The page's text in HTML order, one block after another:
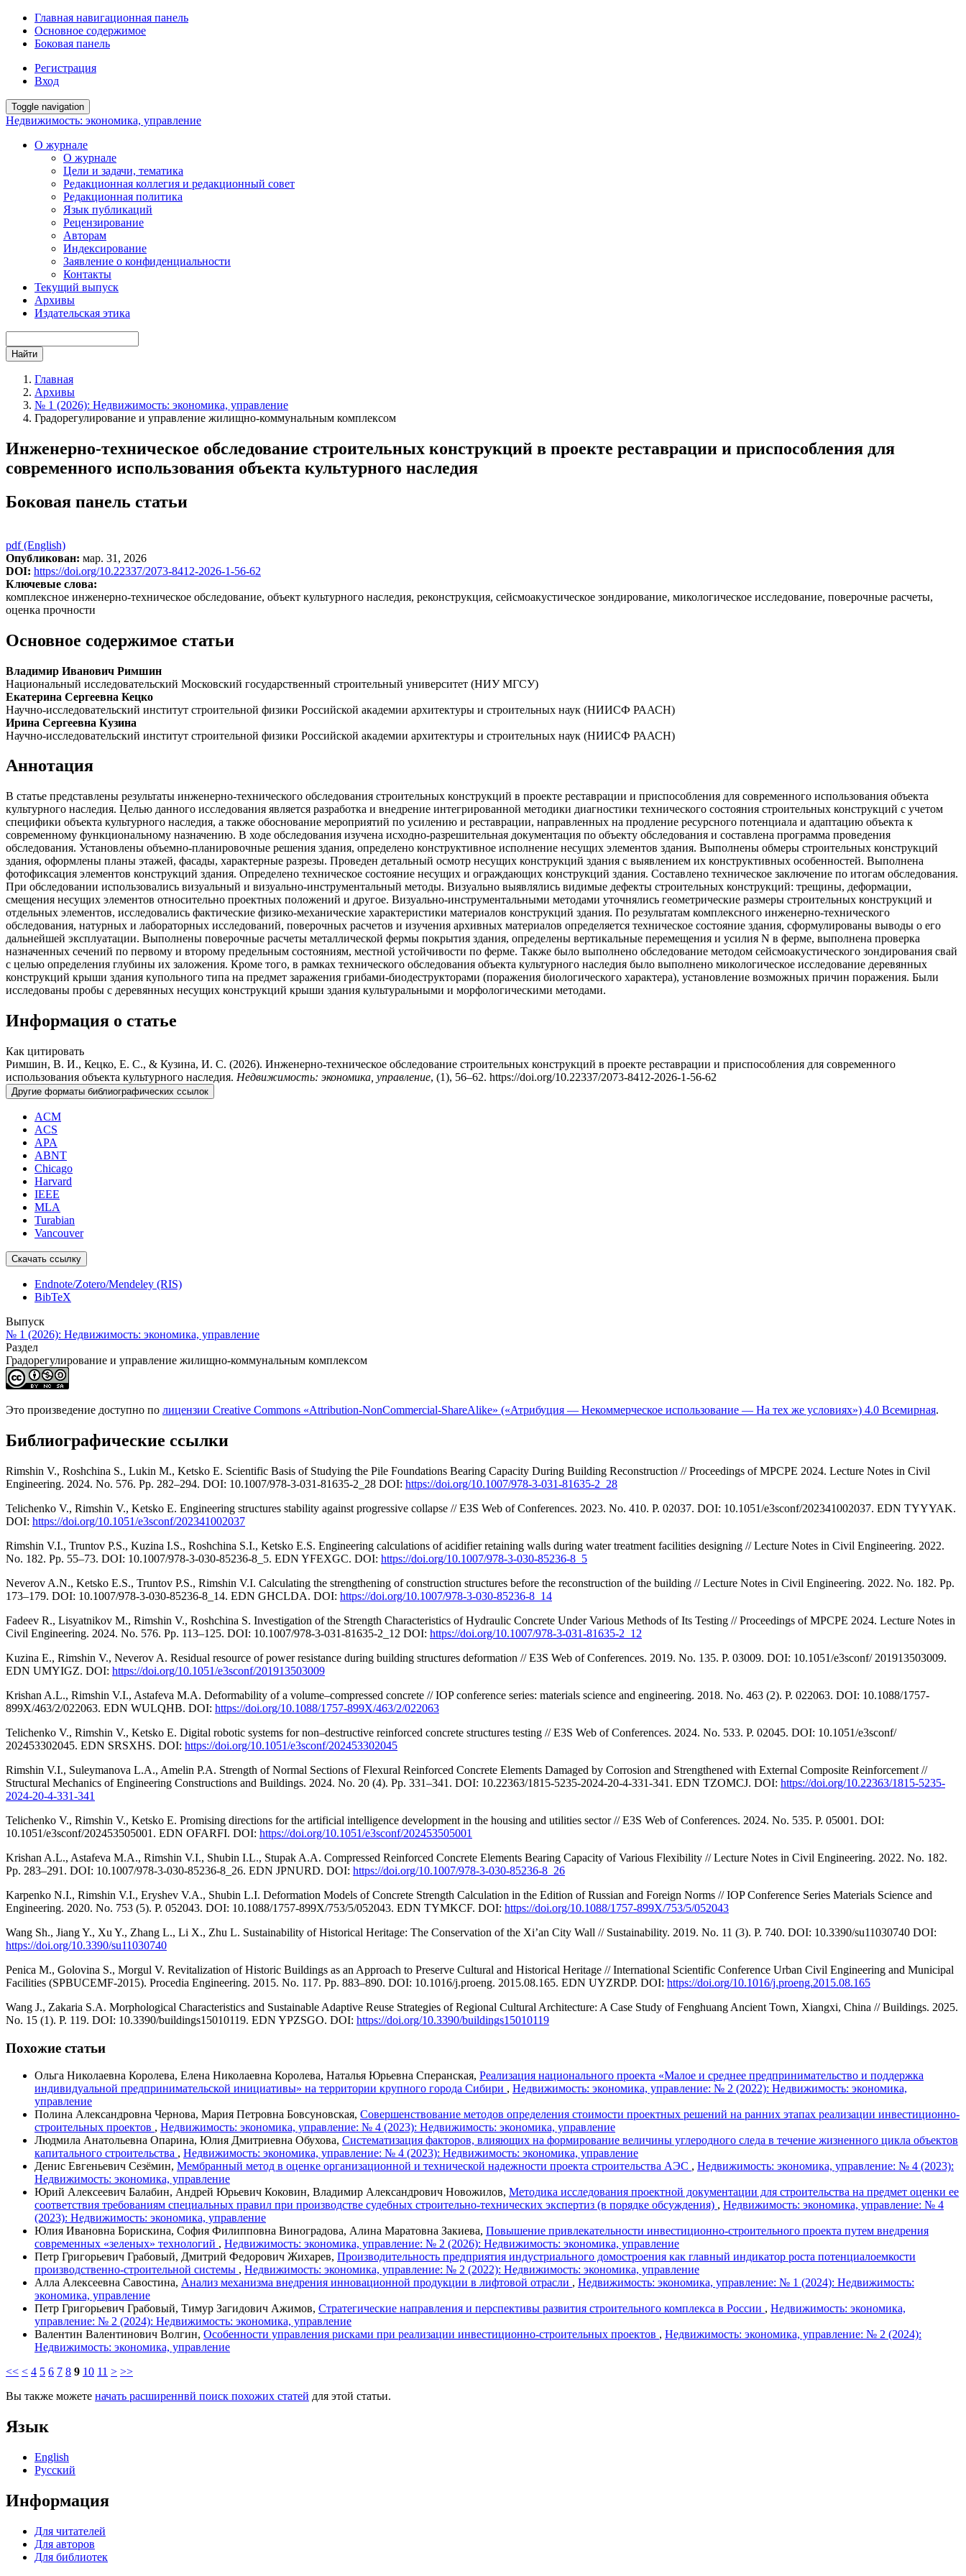
Главная навигационная панель
Основное содержимое
Боковая панель
Регистрация
Вход
Toggle navigation
Недвижимость: экономика, управление
О журнале
О журнале
Цели и задачи, тематика
Редакционная коллегия и редакционный совет
Редакционная политика
Язык публикаций
Рецензирование
Авторам
Индексирование
Заявление о конфиденциальности
Контакты
Текущий выпуск
Архивы
Издательская этика
Найти
Главная
Архивы
№ 1 (2026): Недвижимость: экономика, управление
Градорегулирование и управление жилищно-коммунальным комплексом
Инженерно-техническое обследование строительных конструкций в проекте реставрации и приспособления для
современного использования объекта культурного наследия
Боковая панель статьи
pdf (English)
Опубликован: мар. 31, 2026
DOI: https://doi.org/10.22337/2073-8412-2026-1-56-62
Ключевые слова:
комплексное инженерно-техническое обследование, объект культурного наследия, реконструкция, сейсмоакустическое зондирование, микологическое исследование, поверочные расчеты,
оценка прочности
Основное содержимое статьи
Владимир Иванович Римшин
Национальный исследовательский Московский государственный строительный университет (НИУ МГСУ)
Екатерина Сергеевна Кецко
Научно-исследовательский институт строительной физики Российской академии архитектуры и строительных наук (НИИСФ РААСН)
Ирина Сергеевна Кузина
Научно-исследовательский институт строительной физики Российской академии архитектуры и строительных наук (НИИСФ РААСН)
Аннотация
В статье представлены результаты инженерно-технического обследования строительных конструкций в проекте реставрации и приспособления для современного использования объекта
культурного наследия. Целью данного исследования является разработка и внедрение интегрированной методики диагностики технического состояния строительных конструкций с учетом
специфики объекта культурного наследия, а также обоснование мероприятий по усилению и реставрации, направленных на продление ресурсного потенциала и адаптацию объекта к
современному функциональному назначению. В ходе обследования изучена исходно-разрешительная документация по объекту обследования и составлена программа проведения
обследования. Установлены объемно-планировочные решения здания, определено конструктивное исполнение несущих элементов здания. Выполнены обмеры строительных конструкций
здания, оформлены планы этажей, фасады, характерные разрезы. Проведен детальный осмотр несущих конструкций здания с выявлением их конструктивных особенностей. Выполнена
фотофиксация элементов конструкций здания. Определено техническое состояние несущих и ограждающих конструкций здания. Составлено техническое заключение по итогам обследования.
При обследовании использовались визуальный и визуально-­инструментальный методы. Визуально выявлялись видимые дефекты строительных конструкций: трещины, деформации,
смещения несущих элементов относительно проектных положений и другое. Визуально-инструментальными методами уточнялись геометрические размеры строительных конструкций и
отдельных элементов, исследовались фактические физико-механические характеристики материалов конструкций здания. По результатам комплексного инженерно-технического
обследования, натурных и лабораторных исследований, поверочных расчетов и изучения архивных материалов определяется техническое состояние здания, сформулированы выводы о его
дальнейшей эксплуатации. Выполнены поверочные расчеты металлической фермы покрытия здания, определены вертикальные перемещения и усилия N в ферме, выполнена проверка
назначенных сечений по первому и второму предельным состояниям, местной устойчивости по ферме. Также было выполнено обследование методом сейсмоакустического зондирования свай
с целью определения глубины их заложения. Кроме того, в рамках технического обследования объекта культурного наследия было выполнено микологическое исследование деревянных
конструкций крыши здания купольного типа на предмет заражения грибами-биодеструкторами (поражения биологического характера), установление возможных причин поражения. Были
исследованы пробы с деревянных несущих конструкций крыши здания культуральными и морфологическими методами.
Информация о статье
Как цитировать
Римшин, В. И., Кецко, Е. С., & Кузина, И. С. (2026). Инженерно-техническое обследование строительных конструкций в проекте реставрации и приспособления для современного
использования объекта культурного наследия. Недвижимость: экономика, управление, (1), 56–62. https://doi.org/10.22337/2073-8412-2026-1-56-62
Другие форматы библиографических ссылок
ACM
ACS
APA
ABNT
Chicago
Harvard
IEEE
MLA
Turabian
Vancouver
Скачать ссылку
Endnote/Zotero/Mendeley (RIS)
BibTeX
Выпуск
№ 1 (2026): Недвижимость: экономика, управление
Раздел
Градорегулирование и управление жилищно-коммунальным комплексом
Это произведение доступно по лицензии Creative Commons «Attribution-NonCommercial-ShareAlike» («Атрибуция — Некоммерческое использование — На тех же условиях») 4.0 Всемирная.
Библиографические ссылки
Rimshin V., Roshchina S., Lukin M., Ketsko E. Scientific Basis of Studying the Pile Foundations Bearing Capacity During Building Reconstruction // Proceedings of MPCPE 2024. Lecture Notes in Civil
Engineering. 2024. No. 576. Pp. 282–294. DOI: 10.1007/978-3-031-81635-2_28 DOI: https://doi.org/10.1007/978-3-031-81635-2_28
Telichenko V., Rimshin V., Ketsko E. Engineering structures stability against progressive collapse // E3S Web of Conferences. 2023. No. 410. P. 02037. DOI: 10.1051/e3sconf/202341002037. EDN TYYYAK.
DOI: https://doi.org/10.1051/e3sconf/202341002037
Rimshin V.I., Truntov P.S., Kuzina I.S., Roshchina S.I., Ketsko E.S. Engineering calculations of acidifier retaining walls during water treatment facilities designing // Lecture Notes in Civil Engineering. 2022.
No. 182. Pp. 55–73. DOI: 10.1007/978-3-030-85236-8_5. EDN YFEXGC. DOI: https://doi.org/10.1007/978-3-030-85236-8_5
Neverov A.N., Ketsko E.S., Truntov P.S., Rimshin V.I. Calculating the strengthening of construction structures before the reconstruction of the building // Lecture Notes in Civil Engineering. 2022. No. 182. Pp.
173–179. DOI: 10.1007/978-3-030-85236-8_14. EDN GHCLDA. DOI: https://doi.org/10.1007/978-3-030-85236-8_14
Fadeev R., Lisyatnikov M., Rimshin V., Roshchina S. Investigation of the Strength Characteristics of Hydraulic Concrete Under Various Methods of Its Testing // Proceedings of MPCPE 2024. Lecture Notes in
Civil Engineering. 2024. No. 576. Pp. 113–125. DOI: 10.1007/978-3-031-81635-2_12 DOI: https://doi.org/10.1007/978-3-031-81635-2_12
Kuzina E., Rimshin V., Neverov A. Residual resource of power resistance during building structures deformation // E3S Web of Conferences. 2019. No. 135. P. 03009. DOI: 10.1051/e3sconf/ 201913503009.
EDN UMYIGZ. DOI: https://doi.org/10.1051/e3sconf/201913503009
Krishan A.L., Rimshin V.I., Astafeva M.A. Deformability of a volume–compressed concrete // IOP conference series: materials science and engineering. 2018. No. 463 (2). P. 022063. DOI: 10.1088/1757-
899X/463/2/022063. EDN WULQHB. DOI: https://doi.org/10.1088/1757-899X/463/2/022063
Telichenko V., Rimshin V., Ketsko E. Digital robotic systems for non–destructive reinforced concrete structures testing // E3S Web of Conferences. 2024. No. 533. P. 02045. DOI: 10.1051/e3sconf/
202453302045. EDN SRSXHS. DOI: https://doi.org/10.1051/e3sconf/202453302045
Rimshin V.I., Suleymanova L.A., Amelin P.A. Strength of Normal Sections of Flexural Reinforced Concrete Elements Damaged by Corrosion and Strengthened with External Composite Reinforcement //
Structural Mechanics of Engineering Constructions and Buildings. 2024. No. 20 (4). Pp. 331–341. DOI: 10.22363/1815-5235-2024-20-4-331-341. EDN TZOMCJ. DOI: https://doi.org/10.22363/1815-5235-
2024-20-4-331-341
Telichenko V., Rimshin V., Ketsko E. Promising directions for the artificial intelligence development in the housing and utilities sector // E3S Web of Conferences. 2024. No. 535. P. 05001. DOI:
10.1051/e3sconf/202453505001. EDN OFARFI. DOI: https://doi.org/10.1051/e3sconf/202453505001
Krishan A.L., Astafeva M.A., Rimshin V.I., Shubin I.L., Stupak A.A. Compressed Reinforced Concrete Elements Bearing Capacity of Various Flexibility // Lecture Notes in Civil Engineering. 2022. No. 182.
Pp. 283–291. DOI: 10.1007/978-3-030-85236-8_26. EDN JPNURD. DOI: https://doi.org/10.1007/978-3-030-85236-8_26
Karpenko N.I., Rimshin V.I., Eryshev V.A., Shubin L.I. Deformation Models of Concrete Strength Calculation in the Edition of Russian and Foreign Norms // IOP Conference Series Materials Science and
Engineering. 2020. No. 753 (5). P. 052043. DOI: 10.1088/1757-899X/753/5/052043. EDN TYMKCF. DOI: https://doi.org/10.1088/1757-899X/753/5/052043
Wang Sh., Jiang Y., Xu Y., Zhang L., Li X., Zhu L. Sustainability of Historical Heritage: The Conservation of the Xi’an City Wall // Sustainability. 2019. No. 11 (3). P. 740. DOI: 10.3390/su11030740 DOI:
https://doi.org/10.3390/su11030740
Penica M., Golovina S., Morgul V. Revitalization of Historic Buildings as an Approach to Preserve Cultural and Historical Heritage // International Scientific Conference Urban Civil Engineering and Municipal
Facilities (SPBUCEMF-2015). Procedia Engineering. 2015. No. 117. Pp. 883–890. DOI: 10.1016/j.proeng. 2015.08.165. EDN UYZRDP. DOI: https://doi.org/10.1016/j.proeng.2015.08.165
Wang J., Zakaria S.A. Morphological Characteristics and Sustainable Adaptive Reuse Strategies of Regional Cultural Architecture: A Case Study of Fenghuang Ancient Town, Xiangxi, China // Buildings. 2025.
No. 15 (1). P. 119. DOI: 10.3390/buildings15010119. EDN YPZSGO. DOI: https://doi.org/10.3390/buildings15010119
Похожие статьи
Ольга Николаевна Королева, Елена Николаевна Королева, Наталья Юрьевна Сперанская, Реализация национального проекта «Малое и среднее предпринимательство и поддержка
индивидуальной предпринимательской инициативы» на территории крупного города Сибири , Недвижимость: экономика, управление: № 2 (2022): Недвижимость: экономика,
управление
Полина Александровна Чернова, Мария Петровна Бовсуновская, Совершенствование методов определения стоимости проектных решений на ранних этапах реализации инвестиционно-
строительных проектов , Недвижимость: экономика, управление: № 4 (2023): Недвижимость: экономика, управление
Людмила Анатольевна Опарина, Юлия Дмитриевна Обухова, Систематизация факторов, влияющих на формирование величины углеродного следа в течение жизненного цикла объектов
капитального строительства , Недвижимость: экономика, управление: № 4 (2023): Недвижимость: экономика, управление
Денис Евгеньевич Сезёмин, Мембранный метод в оценке организационной и технической надежности проекта строительства АЭС , Недвижимость: экономика, управление: № 4 (2023):
Недвижимость: экономика, управление
Юрий Алексеевич Балабин, Андрей Юрьевич Коковин, Владимир Александрович Новожилов, Методика исследования проектной документации для строительства на предмет оценки ее
соответствия требованиям специальных правил при производстве судебных строительно-технических экспертиз (в порядке обсуждения) , Недвижимость: экономика, управление: № 4
(2023): Недвижимость: экономика, управление
Юлия Ивановна Борискина, София Филипповна Виноградова, Алина Маратовна Закиева, Повышение привлекательности инвестиционно-строительного проекта путем внедрения
современных «зеленых» технологий , Недвижимость: экономика, управление: № 2 (2026): Недвижимость: экономика, управление
Петр Григорьевич Грабовый, Дмитрий Федорович Жихарев, Производительность предприятия индустриального домостроения как главный индикатор роста потенциалоемкости
производственно-строительной системы , Недвижимость: экономика, управление: № 2 (2022): Недвижимость: экономика, управление
Алла Алексеевна Савостина, Анализ механизма внедрения инновационной продукции в лифтовой отрасли , Недвижимость: экономика, управление: № 1 (2024): Недвижимость:
экономика, управление
Петр Григорьевич Грабовый, Тимур Загидович Ажимов, Стратегические направления и перспективы развития строительного комплекса в России , Недвижимость: экономика,
управление: № 2 (2024): Недвижимость: экономика, управление
Валентин Валентинович Волгин, Особенности управления рисками при реализации инвестиционно-строительных проектов , Недвижимость: экономика, управление: № 2 (2024):
Недвижимость: экономика, управление
<< < 4 5 6 7 8 9 10 11 > >>
Вы также можете начать расширеннвй поиск похожих статей для этой статьи.
Язык
English
Русский
Информация
Для читателей
Для авторов
Для библиотек